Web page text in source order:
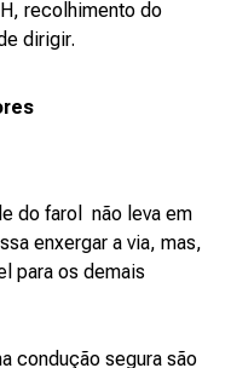
recolhimento do
dirigir.
do farol não leva em
enxergar a via, mas,
para os demais
condução segura são